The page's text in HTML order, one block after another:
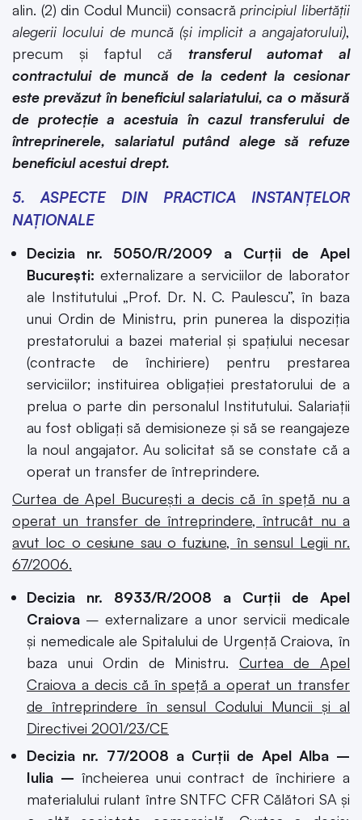
alin. (2) din Codul Muncii) consacrăprincipiul libertății
alegerii locului de muncă (și implicit a angajatorului),
precum și faptul că transferul automat al
contractului de muncă de la cedent la cesionar
este prevăzut în beneficiul salariatului, ca o măsură
de protecție a acestuia în cazul transferului de
întreprinerele, salariatul putând alege să refuze
beneficiul acestui drept.
5. ASPECTE DIN PRACTICA INSTANȚELOR
NAȚIONALE
Decizia nr. 5050/R/2009 a Curții de Apel
București: externalizare a serviciilor de laborator
ale Institutului „Prof. Dr. N. C. Paulescu”, în baza
unui Ordin de Ministru, prin punerea la dispoziția
prestatorului a bazei material și spațiului necesar
(contracte de închiriere) pentru prestarea
serviciilor; instituirea obligației prestatorului de a
prelua o parte din personalul Institutului. Salariații
au fost obligați să demisioneze și să se reangajeze
la noul angajator. Au solicitat să se constate că a
operat un transfer de întreprindere.
Curtea de Apel București a decis că în speță nu a
operat un transfer de întreprindere, întrucât nu a
avut loc o cesiune sau o fuziune, în sensul Legii nr.
67/2006.
Decizia nr. 8933/R/2008 a Curții de Apel
Craiova – externalizare a unor servicii medicale
și nemedicale ale Spitalului de Urgență Craiova, în
baza unui Ordin de Ministru. Curtea de Apel
Craiova a decis că în speță a operat un transfer
de întreprindere în sensul Codului Muncii și al
Directivei 2001/23/CE
Decizia nr. 77/2008 a Curții de Apel Alba –
Iulia – încheierea unui contract de închiriere a
materialului rulant între SNTFC CFR Călători SA și